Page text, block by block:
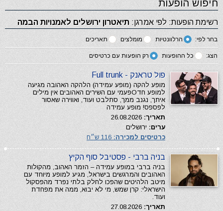
חיפוש הופעות
רשימת הופעות: לפי אמרגן: תיאטרון ירושלים לאמנויות הבמה
בחר לפי: הרלוונטיות מומלצים תאריכים
הצג: כל ההופעות רק הופעות עם כרטיסים
פול טראנק - Full trunk
מופע להקה (מופע עמידה) הלהקה האהובה מגיעה
למופע חדОפעמי עם השירים האהובים אין מילים
איתך, נגנב ממך, סתלבט ועוד, ואווירה שאסור
לפספס! מופע עמידה
תאריך:
ערים: ירושלים
כרטיסים למכירה:
בניה ברבי - פסטיבל סוף הקיץ
בניה ברבי במופע עמידה – הזמר האהוב, מהקולות
האהובים והמרגשים בישראל, מגיע למופע מיוחד עם
מיטב הלהיטים שהפכו לחלק בלתי נפרד מהפסקול
הישראלי: קרן שמש, מי לא יבוא, ממה את מפחדת
ועוד.
תאריך: